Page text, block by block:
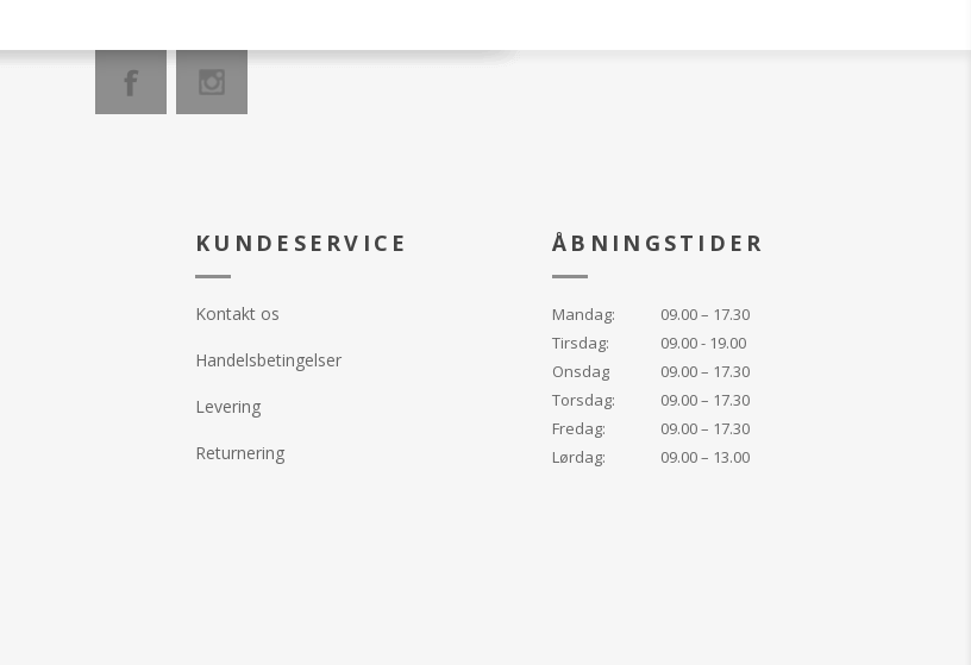
KUNDESERVICE
Kontakt os
Handelsbetingelser
Levering
Returnering
ÅBNINGSTIDER
Mandag:
09.00 – 17.30
Tirsdag:
09.00 - 19.00
Onsdag
09.00 – 17.30
Torsdag:
09.00 – 17.30
Fredag:
09.00 – 17.30
Lørdag:
09.00 – 13.00